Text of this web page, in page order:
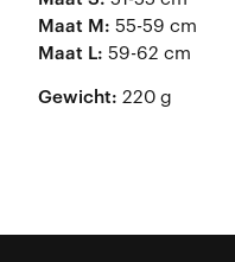
Maat M: 55-59 cm
Maat L: 59-62 cm
Gewicht: 220 g